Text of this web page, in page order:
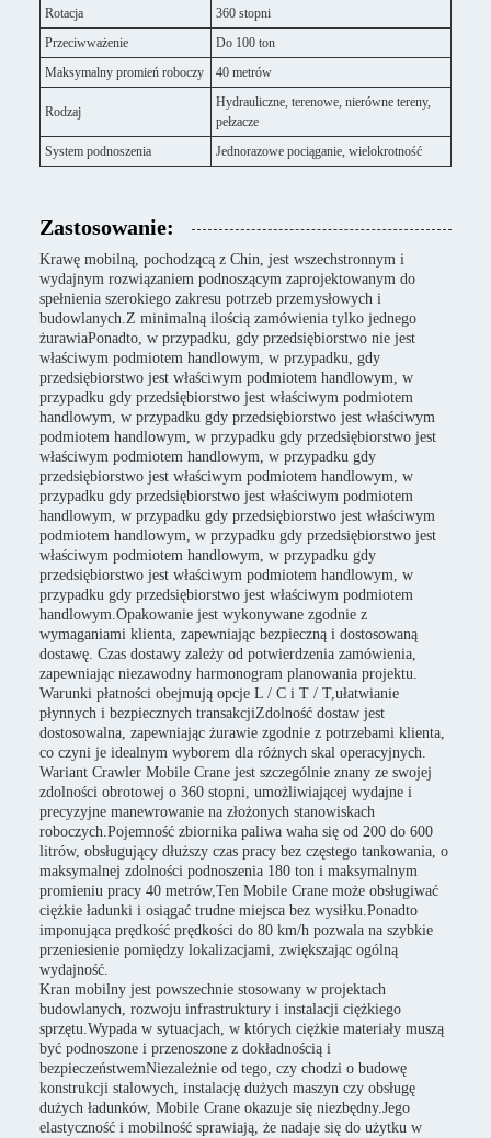
Rotacja
360 stopni
Przeciwważenie
Do 100 ton
Maksymalny promień roboczy
40 metrów
Rodzaj
Hydrauliczne, terenowe, nierówne tereny,
pełzacze
System podnoszenia
Jednorazowe pociąganie, wielokrotność
Zastosowanie:
Krawę mobilną, pochodzącą z Chin, jest wszechstronnym i
wydajnym rozwiązaniem podnoszącym zaprojektowanym do
spełnienia szerokiego zakresu potrzeb przemysłowych i
budowlanych.Z minimalną ilością zamówienia tylko jednego
żurawiaPonadto, w przypadku, gdy przedsiębiorstwo nie jest
właściwym podmiotem handlowym, w przypadku, gdy
przedsiębiorstwo jest właściwym podmiotem handlowym, w
przypadku gdy przedsiębiorstwo jest właściwym podmiotem
handlowym, w przypadku gdy przedsiębiorstwo jest właściwym
podmiotem handlowym, w przypadku gdy przedsiębiorstwo jest
właściwym podmiotem handlowym, w przypadku gdy
przedsiębiorstwo jest właściwym podmiotem handlowym, w
przypadku gdy przedsiębiorstwo jest właściwym podmiotem
handlowym, w przypadku gdy przedsiębiorstwo jest właściwym
podmiotem handlowym, w przypadku gdy przedsiębiorstwo jest
właściwym podmiotem handlowym, w przypadku gdy
przedsiębiorstwo jest właściwym podmiotem handlowym, w
przypadku gdy przedsiębiorstwo jest właściwym podmiotem
handlowym.Opakowanie jest wykonywane zgodnie z
wymaganiami klienta, zapewniając bezpieczną i dostosowaną
dostawę. Czas dostawy zależy od potwierdzenia zamówienia,
zapewniając niezawodny harmonogram planowania projektu.
Warunki płatności obejmują opcje L / C i T / T,ułatwianie
płynnych i bezpiecznych transakcjiZdolność dostaw jest
dostosowalna, zapewniając żurawie zgodnie z potrzebami klienta,
co czyni je idealnym wyborem dla różnych skal operacyjnych.
Wariant Crawler Mobile Crane jest szczególnie znany ze swojej
zdolności obrotowej o 360 stopni, umożliwiającej wydajne i
precyzyjne manewrowanie na złożonych stanowiskach
roboczych.Pojemność zbiornika paliwa waha się od 200 do 600
litrów, obsługujący dłuższy czas pracy bez częstego tankowania, o
maksymalnej zdolności podnoszenia 180 ton i maksymalnym
promieniu pracy 40 metrów,Ten Mobile Crane może obsługiwać
ciężkie ładunki i osiągać trudne miejsca bez wysiłku.Ponadto
imponująca prędkość prędkości do 80 km/h pozwala na szybkie
przeniesienie pomiędzy lokalizacjami, zwiększając ogólną
wydajność.
Kran mobilny jest powszechnie stosowany w projektach
budowlanych, rozwoju infrastruktury i instalacji ciężkiego
sprzętu.Wypada w sytuacjach, w których ciężkie materiały muszą
być podnoszone i przenoszone z dokładnością i
bezpieczeństwemNiezależnie od tego, czy chodzi o budowę
konstrukcji stalowych, instalację dużych maszyn czy obsługę
dużych ładunków, Mobile Crane okazuje się niezbędny.Jego
elastyczność i mobilność sprawiają, że nadaje się do użytku w